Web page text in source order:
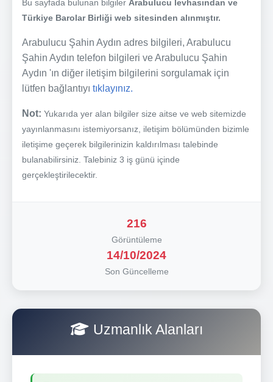
Bu sayfada bulunan bilgiler Arabulucu levhasından ve
Türkiye Barolar Birliği web sitesinden alınmıştır.
Arabulucu Şahin Aydın adres bilgileri, Arabulucu
Şahin Aydın telefon bilgileri ve Arabulucu Şahin
Aydın 'ın diğer iletişim bilgilerini sorgulamak için
lütfen bağlantıyı tıklayınız.
Not: Yukarıda yer alan bilgiler size aitse ve web sitemizde
yayınlanmasını istemiyorsanız, iletişim bölümünden bizimle
iletişime geçerek bilgilerinizin kaldırılması talebinde
bulanabilirsiniz. Talebiniz 3 iş günü içinde
gerçekleştirilecektir.
216
Görüntüleme
14/10/2024
Son Güncelleme
Uzmanlık Alanları